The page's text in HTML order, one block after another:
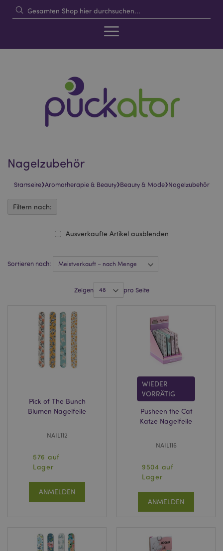
Nagelzubehör
Startseite›Aromatherapie & Beauty›Beauty & Mode›Nagelzubehör
Sortieren nach:
Zeigen pro Seite
Pick of The Bunch
Blumen Nagelfeile
NAIL112
576 auf
Lager
ANMELDEN
WIEDER
VORRÄTIG
Pusheen the Cat
Katze Nagelfeile
NAIL116
9504 auf
Lager
ANMELDEN
Ausverkaufte Artikel ausblenden
Filtern nach: